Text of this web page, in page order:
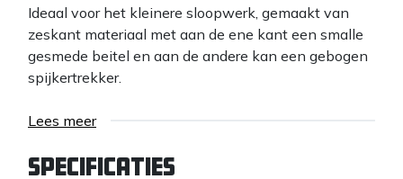
Ideaal voor het kleinere sloopwerk, gemaakt van
zeskant materiaal met aan de ene kant een smalle
gesmede beitel en aan de andere kan een gebogen
spijkertrekker.
Lees meer
Specificaties